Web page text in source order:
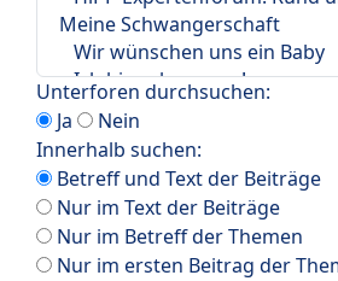
Unterforen durchsuchen:
Ja
Nein
Innerhalb suchen:
Betreff und Text der Beiträge
Nur im Text der Beiträge
Nur im Betreff der Themen
Nur im ersten Beitrag der